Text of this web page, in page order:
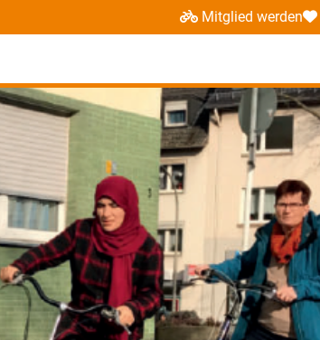
Mitglied werden